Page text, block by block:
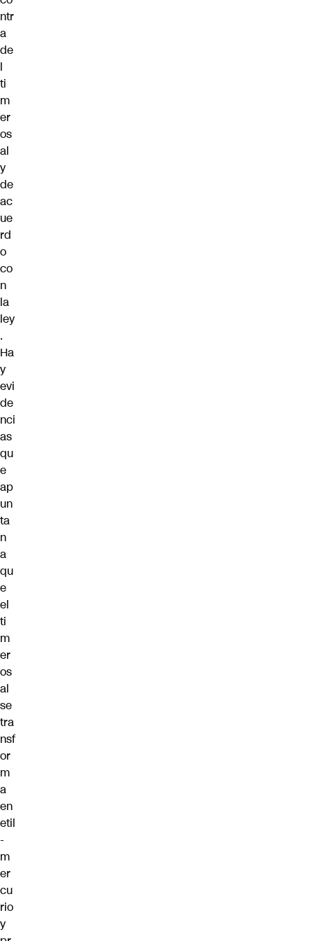
ntr
a
de
l
ti
m
er
os
al
y
de
ac
ue
rd
o
co
n
la
ley
.
Ha
y
evi
de
nci
as
qu
e
ap
un
ta
n
a
qu
e
el
ti
m
er
os
al
se
tra
nsf
or
m
a
en
etil
-
m
er
cu
rio
y